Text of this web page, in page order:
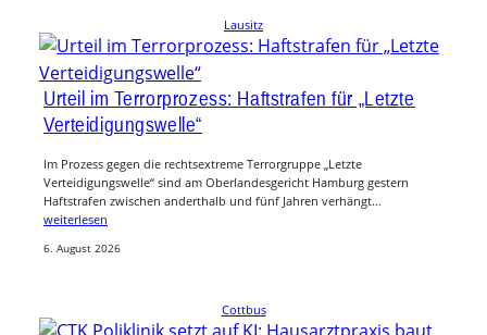
Lausitz
Urteil im Terrorprozess: Haftstrafen für „Letzte
Verteidigungswelle“
Im Prozess gegen die rechtsextreme Terrorgruppe „Letzte
Verteidigungswelle“ sind am Oberlandesgericht Hamburg gestern
Haftstrafen zwischen anderthalb und fünf Jahren verhängt…
weiterlesen
6. August 2026
Cottbus